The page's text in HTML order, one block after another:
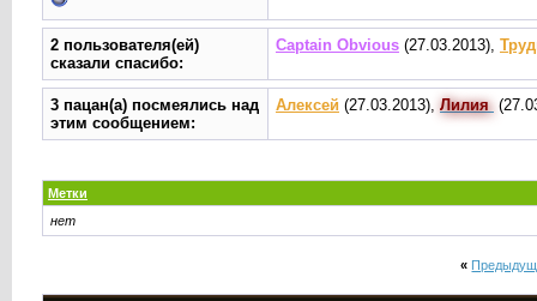
2 пользователя(ей)
сказали cпасибо:
Captain Obvious(27.03.2013),
3 пацан(а) посмеялись над
этим сообщением:
Алексей (27.03.2013), Лилия
Метки
нет
«